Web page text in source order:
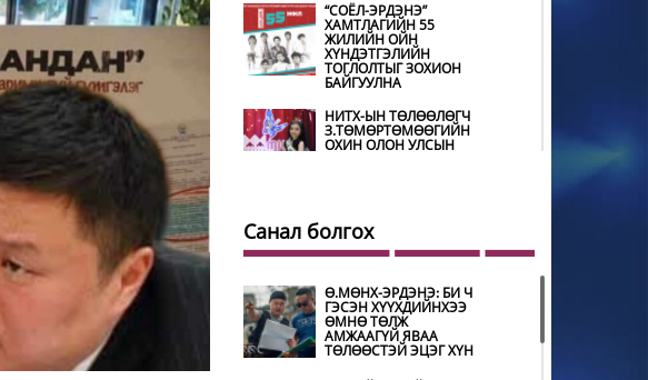
“СОЁЛ-ЭРДЭНЭ”
ХАМТЛАГИЙН 55
ЖИЛИЙН ОЙН
ХҮНДЭТГЭЛИЙН
ТОГЛОЛТЫГ ЗОХИОН
БАЙГУУЛНА
НИТХ-ЫН ТӨЛӨӨЛӨГЧ
З.ТӨМӨРТӨМӨӨГИЙН
ОХИН ОЛОН УЛСЫН
УЛАМЖЛАГЧААР
УРИАНХАЙ ТУУЛЬЧ
Н.ДАМДИНДОРЖ
МУГЖ Э.ЛХАГВА-ОЧИР
НАЛАЙХ ДҮҮРГИЙН 43
ДАХЬ ХҮНДЭТ ИРГЭН
БОЛЖЭЭ
Санал болгох
Ө.МӨНХ-ЭРДЭНЭ: БИ Ч
ГЭСЭН ХҮҮХДИЙНХЭЭ
ӨМНӨ ТӨЛЖ
АМЖААГҮЙ ЯВАА
ТӨЛӨӨСТЭЙ ЭЦЭГ ХҮН